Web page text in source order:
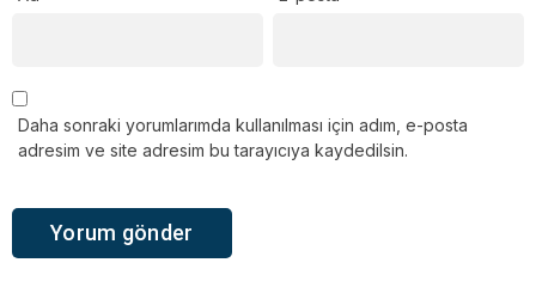
Daha sonraki yorumlarımda kullanılması için adım, e-posta
adresim ve site adresim bu tarayıcıya kaydedilsin.